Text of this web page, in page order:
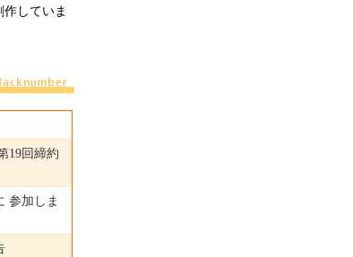
していま
19回締約
参加しま